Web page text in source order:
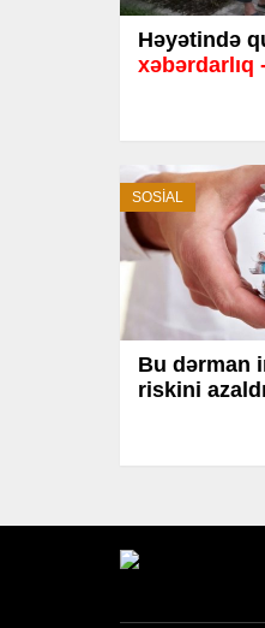
Həyətində
SOSİAL
Bu dərman
riskini